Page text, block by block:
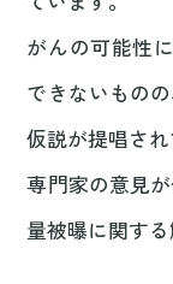
がんの可能性
できないもの
仮説が提唱され
専門家の意見
量被曝に関する